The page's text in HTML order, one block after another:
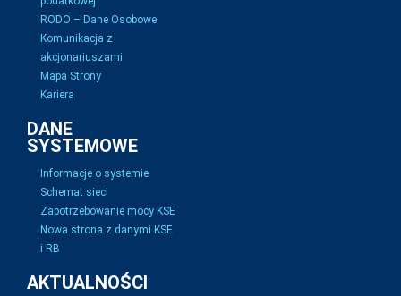
RODO – Dane Osobowe
Komunikacja z
akcjonariuszami
Mapa Strony
Kariera
DANE
SYSTEMOWE
Informacje o systemie
Schemat sieci
Zapotrzebowanie mocy KSE
Nowa strona z danymi KSE
i RB
AKTUALNOŚCI